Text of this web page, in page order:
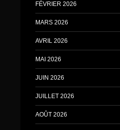
FÉVRIER 2026
MARS 2026
AVRIL 2026
MAI 2026
JUIN 2026
JUILLET 2026
AOÛT 2026